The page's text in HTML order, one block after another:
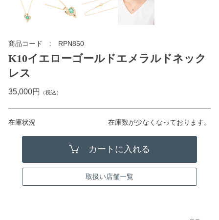
商品コード RPN850
K10イエローゴールドエメラルドネック
レス
35,000円 （税込）
在庫状況 在庫数が少なくなっております。
取扱い店舗一覧